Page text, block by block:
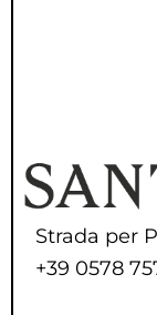
Strada per
+39 0578